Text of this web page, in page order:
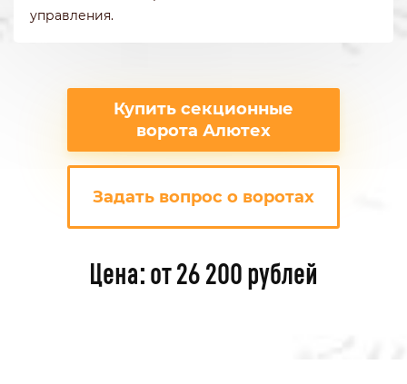
управления.
Купить секционные
ворота Алютех
Задать вопрос о воротах
Цена: от 26 200 рублей